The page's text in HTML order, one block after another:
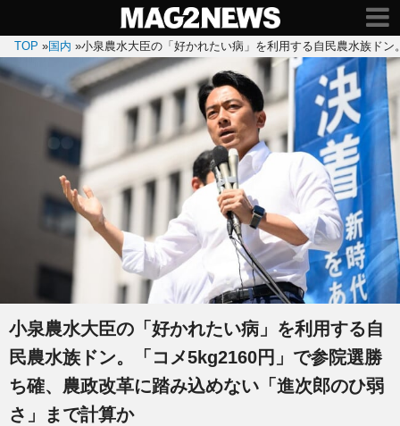
TOP »国内 »小泉農水大臣の「好かれたい病」を利用する自民農水族ド
小泉農水大臣の「好かれたい病」を利用する自
民農水族ドン。「コメ5kg2160円」で参院選勝
ち確、農政改革に踏み込めない「進次郎のひ弱
さ」まで計算か